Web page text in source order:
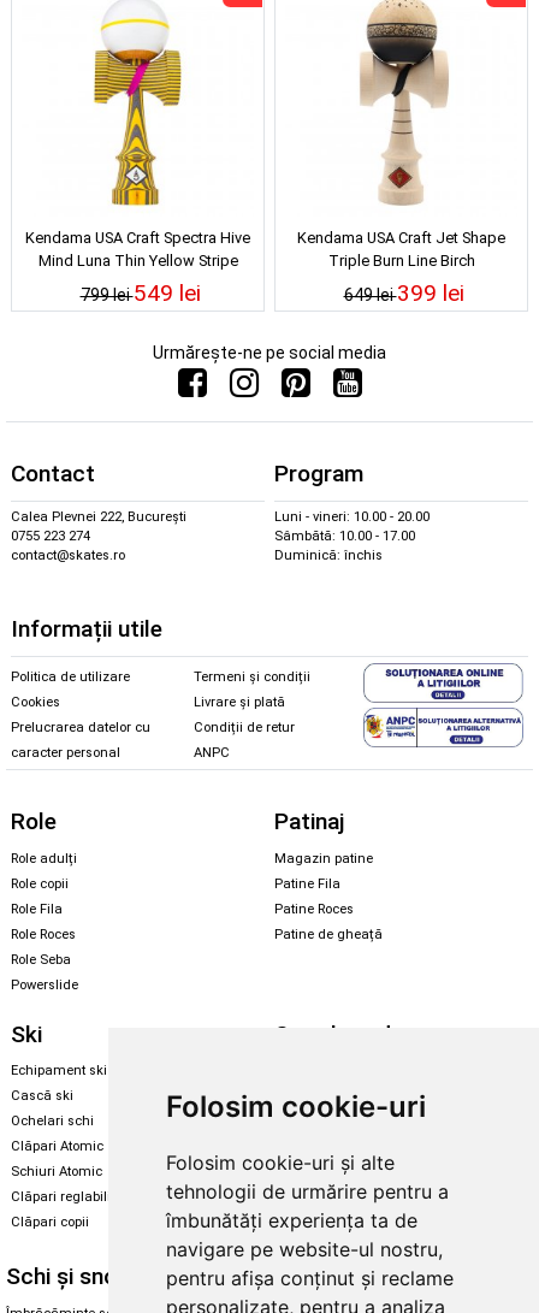
Folosim cookie-uri
Folosim cookie-uri și alte
tehnologii de urmărire pentru a
îmbunătăți experiența ta de
navigare pe website-ul nostru,
pentru afișa conținut și reclame
personalizate, pentru a analiza
Kendama USA Craft Spectra Hive
Mind Luna Thin Yellow Stripe
799 lei549 lei
Kendama USA Craft Jet Shape
Triple Burn Line Birch
649 lei399 lei
Urmărește-ne pe social media
Contact
Calea Plevnei 222, București
0755 223 274
contact@skates.ro
Program
Luni - vineri: 10.00 - 20.00
Sâmbătă: 10.00 - 17.00
Duminică: închis
Informații utile
Politica de utilizare
Cookies
Prelucrarea datelor cu
caracter personal
Termeni și condiții
Livrare și plată
Condiții de retur
ANPC
Role
Role adulți
Role copii
Role Fila
Role Roces
Role Seba
Powerslide
Patinaj
Magazin patine
Patine Fila
Patine Roces
Patine de gheață
Ski
Echipament ski
Cască ski
Ochelari schi
Clăpari Atomic
Schiuri Atomic
Clăpari reglabili
Clăpari copii
Snowboard
Echipament snowboard
Legături Rome SDS
Skate & longboard
Enuff Skateboards
Schi și snowboard Diverse